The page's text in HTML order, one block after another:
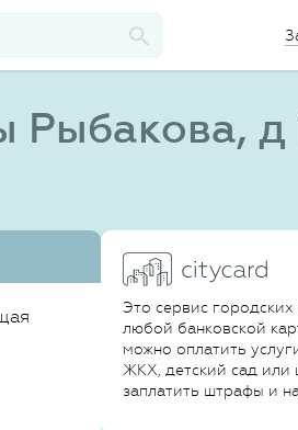
д
Это сервис городских
любой банковской
можно оплатить
ЖКХ, детский сад или
заплатить штрафы и